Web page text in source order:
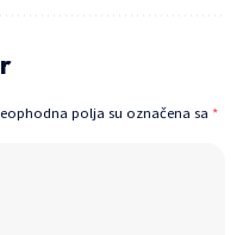
polja su označena sa *